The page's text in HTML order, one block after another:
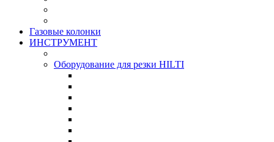
Газовые колонки
ИНСТРУМЕНТ
Оборудование для резки HILTI